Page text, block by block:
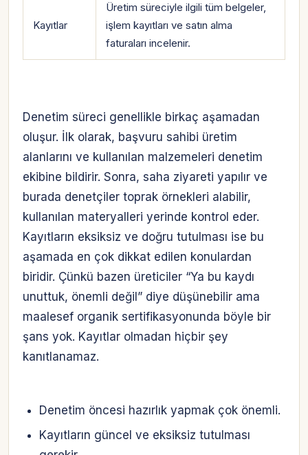
Kayıtlar
Üretim süreciyle ilgili tüm belgeler,
işlem kayıtları ve satın alma
faturaları incelenir.
Denetim süreci genellikle birkaç aşamadan
oluşur. İlk olarak, başvuru sahibi üretim
alanlarını ve kullanılan malzemeleri denetim
ekibine bildirir. Sonra, saha ziyareti yapılır ve
burada denetçiler toprak örnekleri alabilir,
kullanılan materyalleri yerinde kontrol eder.
Kayıtların eksiksiz ve doğru tutulması ise bu
aşamada en çok dikkat edilen konulardan
biridir. Çünkü bazen üreticiler “Ya bu kaydı
unuttuk, önemli değil” diye düşünebilir ama
maalesef organik sertifikasyonunda böyle bir
şans yok. Kayıtlar olmadan hiçbir şey
kanıtlanamaz.
Denetim öncesi hazırlık yapmak çok önemli.
Kayıtların güncel ve eksiksiz tutulması